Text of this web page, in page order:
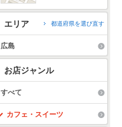
エリア 都道府県を選び直す
広島
お店ジャンル
すべて
カフェ・スイーツ